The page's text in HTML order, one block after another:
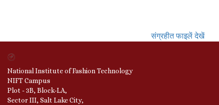
संग्रहीत फाइलें देखें
National Institute of Fashion Technology
NIFT Campus
Plot - 3B, Block-LA,
Sector III, Salt Lake City,